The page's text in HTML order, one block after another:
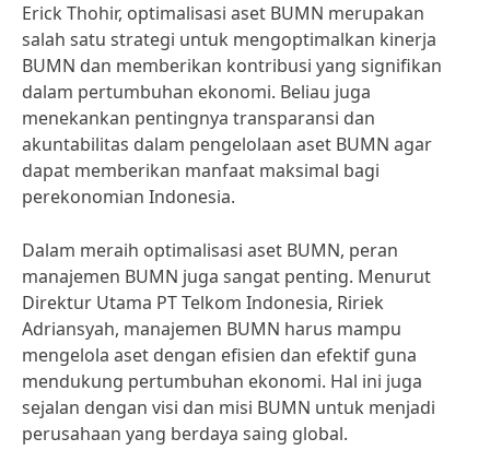
Erick Thohir, optimalisasi aset BUMN merupakan
salah satu strategi untuk mengoptimalkan kinerja
BUMN dan memberikan kontribusi yang signifikan
dalam pertumbuhan ekonomi. Beliau juga
menekankan pentingnya transparansi dan
akuntabilitas dalam pengelolaan aset BUMN agar
dapat memberikan manfaat maksimal bagi
perekonomian Indonesia.
Dalam meraih optimalisasi aset BUMN, peran
manajemen BUMN juga sangat penting. Menurut
Direktur Utama PT Telkom Indonesia, Ririek
Adriansyah, manajemen BUMN harus mampu
mengelola aset dengan efisien dan efektif guna
mendukung pertumbuhan ekonomi. Hal ini juga
sejalan dengan visi dan misi BUMN untuk menjadi
perusahaan yang berdaya saing global.